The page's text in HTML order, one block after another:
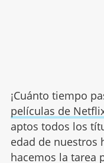
¡Cuánto tiempo
películas de
aptos todos los
edad de nuestros
hacemos la tarea